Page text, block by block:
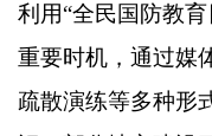
利用“全民国防教育
重要时机，通过媒
疏散演练等多种形